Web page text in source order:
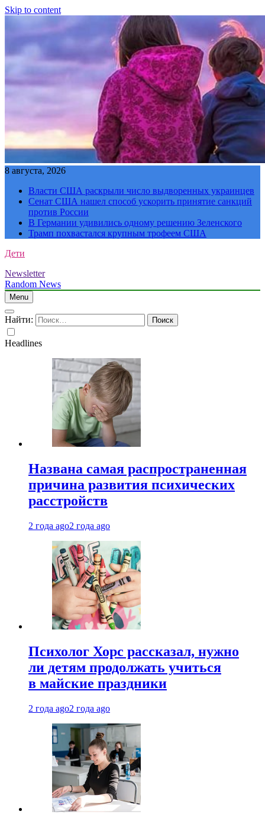
Skip to content
8 августа, 2026
Власти США раскрыли число выдворенных украинцев
Сенат США нашел способ ускорить принятие санкций
против России
В Германии удивились одному решению Зеленского
Трамп похвастался крупным трофеем США
Дети
Newsletter
Random News
Menu
Найти:
Headlines
Названа самая распространенная
причина развития психических
расстройств
2 года ago2 года ago
Психолог Хорс рассказал, нужно
ли детям продолжать учиться
в майские праздники
2 года ago2 года ago